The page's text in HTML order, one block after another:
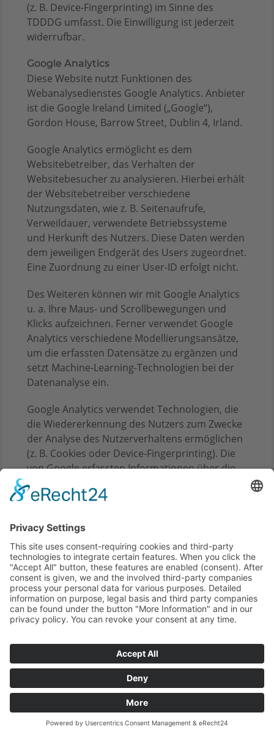
(z. B. Device-Fingerprinting) im Sinne des
TDDDG umfasst. Die Einwilligung ist jederzeit
widerrufbar.
Google Analytics
Diese Website nutzt Funktionen des
Webanalysedienstes Google Analytics. Anbieter
ist die Google Ireland Limited („Google“),
Gordon House, Barrow Street, Dublin 4, Irland.
Google Analytics ermöglicht es dem
Websitebetreiber, das Verhalten der
Websitebesucher zu analysieren. Hierbei erhält
der Websitebetreiber verschiedene
Nutzungsdaten, wie z. B. Seitenaufrufe,
Verweildauer, verwendete Betriebssysteme
und Herkunft des Nutzers. Diese Daten werden
dem jeweiligen Endgerät des Users zugeordnet.
Eine Zuordnung zu einer User-ID erfolgt nicht.
Des Weiteren können wir mit Google Analytics
u. a. Ihre Maus- und Scrollbewegungen und
Klicks aufzeichnen. Ferner verwendet Google
Analytics verschiedene Modellierungsansätze,
um die erfassten Datensätze zu ergänzen und
setzt Machine-Learning-Technologien bei der
Datenanalyse ein.
Google Analytics verwendet Technologien, die
die Wiedererkennung des Nutzers zum Zwecke
der Analyse des Nutzerverhaltens ermöglichen
(z. B. Cookies oder Device-Fingerprinting). Die
von Google erfassten Informationen über die
Benutzung dieser Website werden in der Regel
an einen Server von Google in den USA
Grundlage Ihrer Einwilligung nach Art. 6 Abs. 1
lit. a DSGVO und § 25 Abs. 1 TDDDG. Die
Einwilligung ist jederzeit widerrufbar.
Die Datenübertragung in die USA wird auf die
Standardvertragsklauseln der EU-Kommission
https://privacy.google.com/businesses/
Sie können die Erfassung und Verarbeitung
Ihrer Daten durch Google verhindern, indem
Sie das unter dem folgenden Link verfügbare